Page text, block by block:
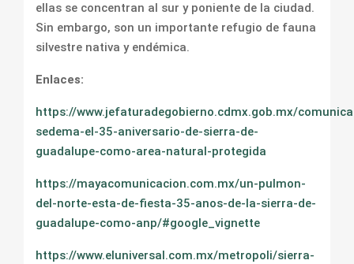
ellas se concentran al sur y poniente de la ciudad.
Sin embargo, son un importante refugio de fauna
silvestre nativa y endémica.
Enlaces:
https://www.jefaturadegobierno.cdmx.gob.mx/
sedema-el-35-aniversario-de-sierra-de-
guadalupe-como-area-natural-protegida
https://mayacomunicacion.com.mx/un-pulmon-
del-norte-esta-de-fiesta-35-anos-de-la-sierra-de-
guadalupe-como-anp/#google_vignette
https://www.eluniversal.com.mx/metropoli/sierra-